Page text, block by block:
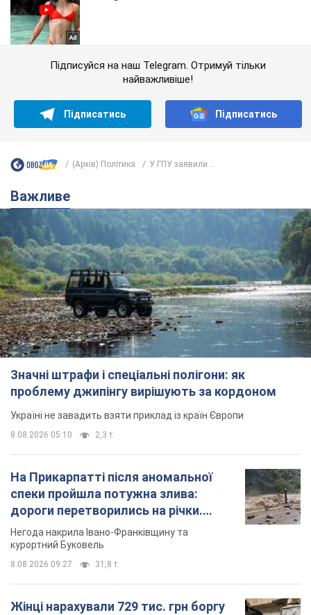
Підписуйся на наш Telegram. Отримуй тільки
найважливіше!
Підписатись Підписатись
(Архів) Політика У ГПУ заявили ...
Важливе
Значні штрафи і спеціальні полігони: як
проблему джипінгу вирішують за кордоном
Україні не завадить взяти приклад із країн Європи
8.08.2026 05:10 2,3 т.
На Прикарпатті після аномальної
спеки пройшла потужна злива:
дороги перетворились на річки.
Відео
Негода накрила Івано-Франківщину та
курортний Буковель
8.08.2026 09:27 31,8 т.
Жінці нарахували 729 тис. грн боргу